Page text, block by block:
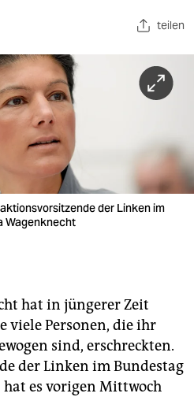
teilen
der Linken im
Wagenknecht
hat in jüngerer Zeit
viele Personen, die ihr
sind, erschreckten.
der Linken im Bundestag
es vorigen Mittwoch